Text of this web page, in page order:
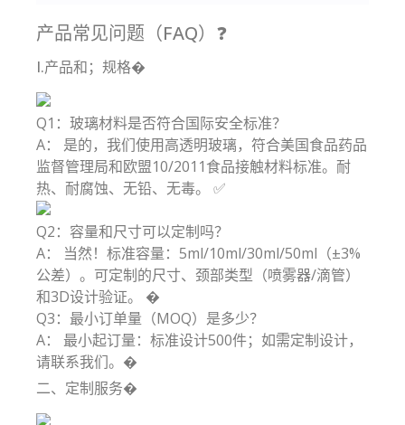
产品常见问题（FAQ）❓
I.产品和；规格�
Q1：玻璃材料是否符合国际安全标准？
A： 是的，我们使用高透明玻璃，符合美国食品药品
监督管理局和欧盟10/2011食品接触材料标准。耐
热、耐腐蚀、无铅、无毒。 ✅
Q2：容量和尺寸可以定制吗？
A： 当然！标准容量：5ml/10ml/30ml/50ml（±3%
公差）。可定制的尺寸、颈部类型（喷雾器/滴管）
和3D设计验证。 �
Q3：最小订单量（MOQ）是多少？
A： 最小起订量：标准设计500件；如需定制设计，
请联系我们。�
二、定制服务�